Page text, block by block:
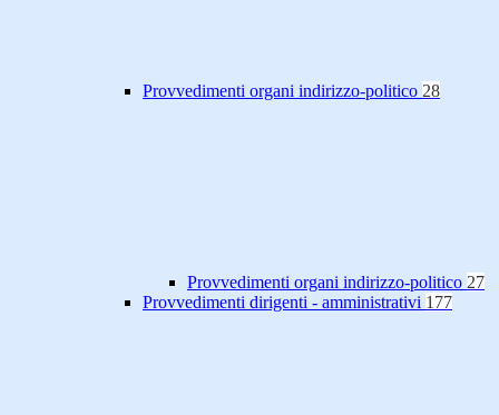
Provvedimenti organi indirizzo-politico 28
Provvedimenti organi indirizzo-politico 27
Provvedimenti dirigenti - amministrativi 177